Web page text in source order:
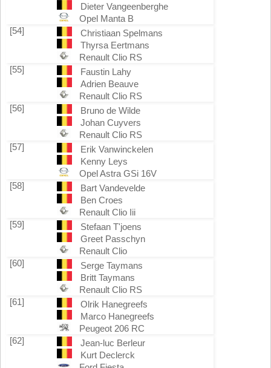
Dieter Vangeenberghe
Opel Manta B
[54]
Christiaan Spelmans
Thyrsa Eertmans
Renault Clio RS
[55]
Faustin Lahy
Adrien Beauve
Renault Clio RS
[56]
Bruno de Wilde
Johan Cuyvers
Renault Clio RS
[57]
Erik Vanwinckelen
Kenny Leys
Opel Astra GSi 16V
[58]
Bart Vandevelde
Ben Croes
Renault Clio Iii
[59]
Stefaan T'joens
Greet Passchyn
Renault Clio
[60]
Serge Taymans
Britt Taymans
Renault Clio RS
[61]
Olrik Hanegreefs
Marco Hanegreefs
Peugeot 206 RC
[62]
Jean-luc Berleur
Kurt Declerck